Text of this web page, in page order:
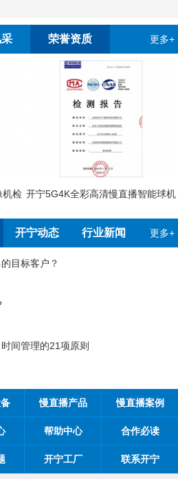
荣誉资质 更多+
机检 开宁5G4K全彩高清慢直播智能球机
开宁动态 行业新闻 更多+
目标客户？
间管理的21项原则
慢直播产品 慢直播案例
帮助中心 合作必读
开宁工厂 联系开宁